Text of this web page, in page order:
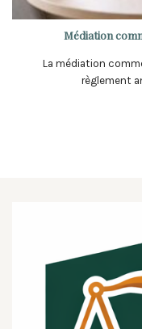
Médiation
La médiation
règlement